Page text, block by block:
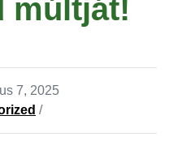
múltját!
7, 2025
/